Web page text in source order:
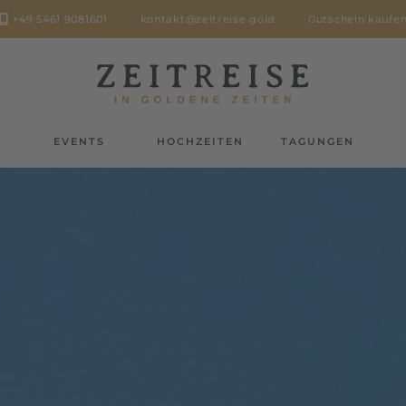
+49 5461 9081601 kontakt@zeitreise.gold Gutschein
EVENTS HOCHZEITEN TAGUNGEN